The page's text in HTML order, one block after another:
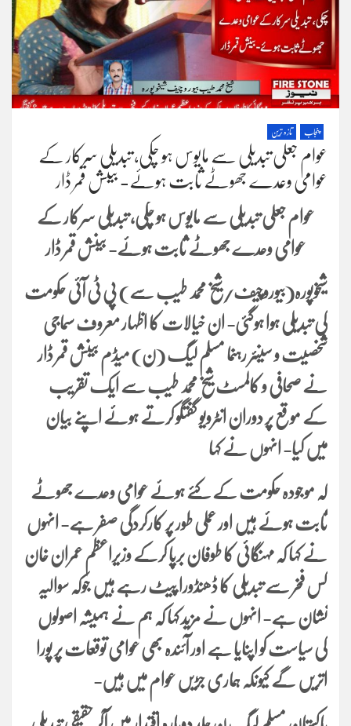
پنجاب تازہ ترین
عوام جعلی تبدیلی سے مایوس ہو چکی، تبدیلی سرکار کے
عوامی وعدے جھوٹے ثابت ہوئے- بینش قمر ڈار
عوام جعلی تبدیلی سے مایوس ہو چکی، تبدیلی سرکار کے
عوامی وعدے جھوٹے ثابت ہوئے- بینش قمر ڈار
شیخوپورہ(بیوروچیف/شیخ محمد طیب سے) پی ٹی آئی حکومت
کی تبدیلی ہوا ہوگئی- ان خیالات کا اظہار معروف سماجی
شخصیت و سینئر رہنما مسلم لیگ (ن) میڈم بینش قمر ڈار
نے صحافی و کالمسٹ شیخ محمد طیب سے ایک تقریب
کے موقع پر دوران انٹرویو گفتگو کرتے ہوئے اپنے بیان
میں کیا- انہوں نے کہا
کہ موجودہ حکومت کے کئے ہوئے عوامی وعدے جھوٹے
ثابت ہوئے ہیں اور عملی طور پر کارکردگی صفر ہے- انہوں
نے کہا کہ مہنگائی کا طوفان برپا کرکے وزیراعظم عمران خان
کس فخر سے تبدیلی کا ڈھنڈورا پیٹ رہے ہیں جوکہ سوالیہ
نشان ہے- انہوں نے مزید کہا کہ ہم نے ہمیشہ اصولوں
کی سیاست کو اپنایا ہے اور آئندہ بھی عوامی توقعات پر پورا
اتریں گے کیونکہ ہماری جڑیں عوام میں ہیں-